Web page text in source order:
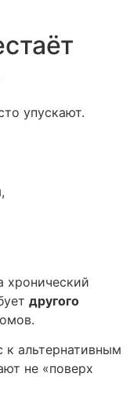
упускают.
хронический
другого
к альтернативным
не «поверх